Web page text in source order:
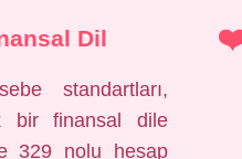
Dil
standartları,
bir finansal dile
329 nolu hesap